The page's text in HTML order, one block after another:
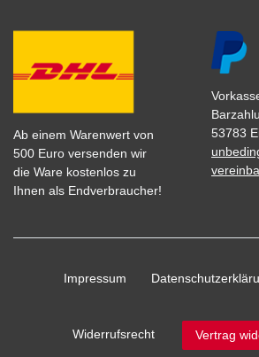
Ab einem Warenwert von
500 Euro versenden wir
die Ware kostenlos zu
Ihnen als Endverbraucher!
53783
Impressum
Widerrufs­recht Vertrag